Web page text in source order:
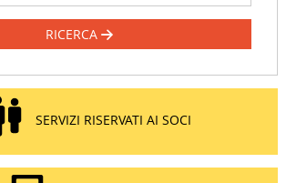
RICERCA
SERVIZI RISERVATI AI SOCI